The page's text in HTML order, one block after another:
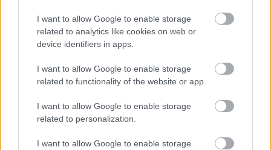
I want to allow Google to enable storage
related to analytics like cookies on web or
device identifiers in apps.
I want to allow Google to enable storage
related to functionality of the website or app.
I want to allow Google to enable storage
related to personalization.
I want to allow Google to enable storage